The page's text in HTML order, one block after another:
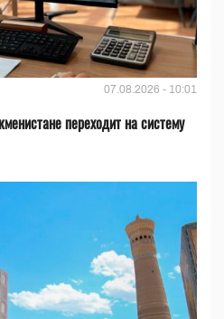
07.08.2026 - 10:01
переходит на систему